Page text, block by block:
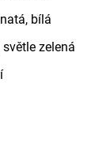
bílá
zelená